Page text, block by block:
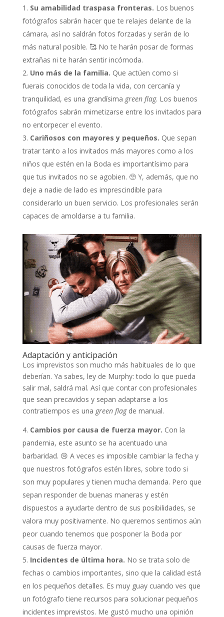
Su amabilidad traspasa fronteras. Los buenos
fotógrafos sabrán hacer que te relajes delante de la
cámara, así no saldrán fotos forzadas y serán de lo
más natural posible. 🥰 No te harán posar de formas
extrañas ni te harán sentir incómoda.
Uno más de la familia. Que actúen como si
fuerais conocidos de toda la vida, con cercanía y
tranquilidad, es una grandísima green flag. Los buenos
fotógrafos sabrán mimetizarse entre los invitados para
no entorpecer el evento.
Cariñosos con mayores y pequeños. Que sepan
tratar tanto a los invitados más mayores como a los
niños que estén en la Boda es importantísimo para
que tus invitados no se agobien. 🥺 Y, además, que no
deje a nadie de lado es imprescindible para
considerarlo un buen servicio. Los profesionales serán
capaces de amoldarse a tu familia.
Adaptación y anticipación
Los imprevistos son mucho más habituales de lo que
deberían. Ya sabes, ley de Murphy: todo lo que pueda
salir mal, saldrá mal. Así que contar con profesionales
que sean precavidos y sepan adaptarse a los
contratiempos es una green flag de manual.
Cambios por causa de fuerza mayor. Con la
pandemia, este asunto se ha acentuado una
barbaridad. 😢 A veces es imposible cambiar la fecha y
que nuestros fotógrafos estén libres, sobre todo si
son muy populares y tienen mucha demanda. Pero que
sepan responder de buenas maneras y estén
dispuestos a ayudarte dentro de sus posibilidades, se
valora muy positivamente. No queremos sentirnos aún
peor cuando tenemos que posponer la Boda por
causas de fuerza mayor.
Incidentes de última hora. No se trata solo de
fechas o cambios importantes, sino que la calidad está
en los pequeños detalles. Es muy guay cuando ves que
un fotógrafo tiene recursos para solucionar pequeños
incidentes imprevistos. Me gustó mucho una opinión